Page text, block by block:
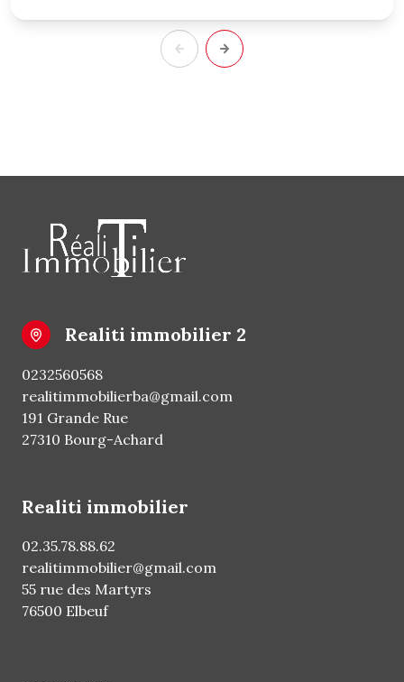
realiti immobilier 2
0232560568
realitimmobilierba@gmail.com
191 Grande Rue
27310 Bourg-Achard
realiti immobilier
02.35.78.88.62
realitimmobilier@gmail.com
55 rue des Martyrs
76500 Elbeuf